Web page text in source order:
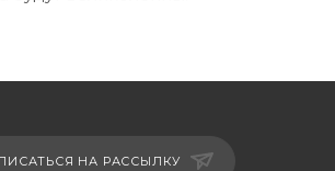
НА РАССЫЛКУ